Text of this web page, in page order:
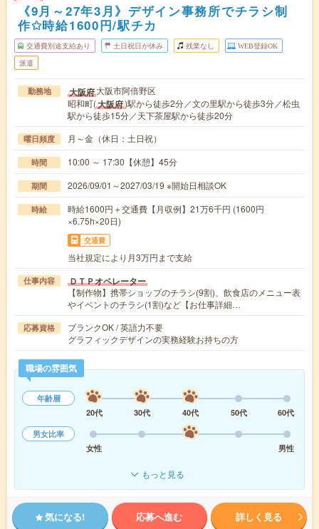
《9月～27年3月》デザイン事務所でチラシ制
作✩時給1600円/駅チカ
交通費別途支給あり 土日祝日が休み 残業なし WEB登録OK
派遣
勤務地 大阪府大阪市阿倍野区
昭和町(大阪府)駅から徒歩2分／文の里駅から徒歩3分／松虫
駅から徒歩15分／天下茶屋駅から徒歩20分
曜日頻度 月～金（休日：土日祝）
時間 10:00 ～ 17:30【休憩】45分
期間 2026/09/01～2027/03/19 ※開始日相談OK
時給
時給1600円＋交通費【月収例】21万6千円 (1600円
×6.75h×20日)
交通費
当社規定により月3万円まで支給
仕事内容 ＤＴＰオペレーター
【制作物】携帯ショップのチラシ(9割)、飲食店のメニュー表
やイベントのチラシ(1割)など【お仕事詳細…
応募資格
ブランクOK / 英語力不要
グラフィックデザインの実務経験お持ちの方
職場の雰囲気
年齢層
20代
30代 40代 50代
60代
男女比率
女性
男性
もっと見る
気になる! 応募へ進む 詳しく見る